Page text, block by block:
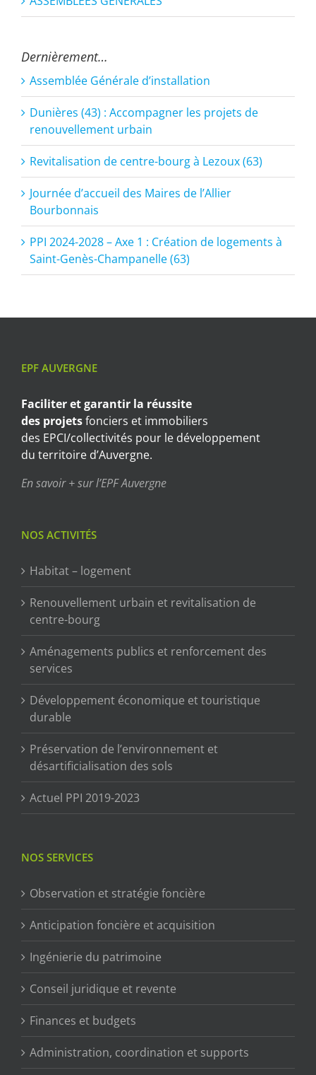
Dernièrement…
Assemblée Générale d’installation
Dunières (43) : Accompagner les projets de
renouvellement urbain
Revitalisation de centre-bourg à Lezoux (63)
Journée d’accueil des Maires de l’Allier
Bourbonnais
PPI 2024-2028 – Axe 1 : Création de logements à
Saint-Genès-Champanelle (63)
EPF AUVERGNE
Faciliter et garantir la réussite
des projetsfonciers et immobiliers
des EPCI/collectivités pour le développement
du territoire d’Auvergne.
En savoir + sur l’EPF Auvergne
NOS ACTIVITÉS
Habitat – logement
Renouvellement urbain et revitalisation de
centre-bourg
Aménagements publics et renforcement des
services
Développement économique et touristique
durable
Préservation de l’environnement et
désartificialisation des sols
Actuel PPI 2019-2023
NOS SERVICES
Observation et stratégie foncière
Anticipation foncière et acquisition
Ingénierie du patrimoine
Conseil juridique et revente
Finances et budgets
Administration, coordination et supports